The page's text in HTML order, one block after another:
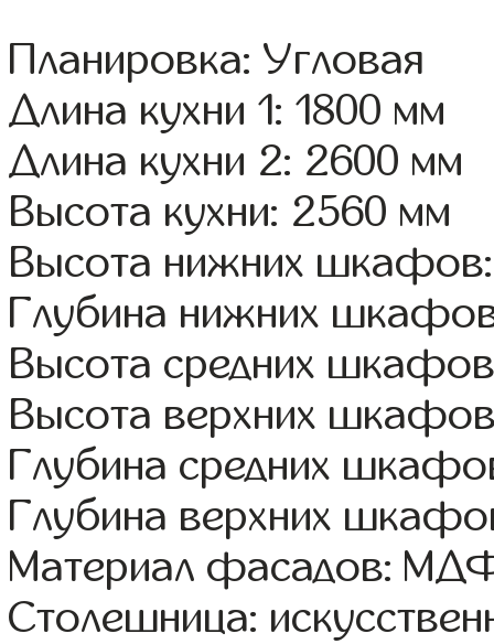
Планировка: Угловая
Длина кухни 1: 1800 мм
Длина кухни 2: 2600 мм
Высота кухни: 2560 мм
Высота нижних
Глубина нижних
Высота средних
Высота верхних
Глубина средних
Глубина верхних
Материал фасадов:
Столешница: